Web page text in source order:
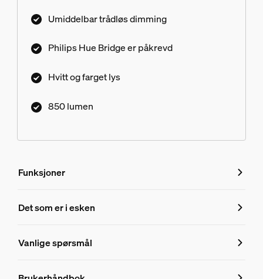
Umiddelbar trådløs dimming
Philips Hue Bridge er påkrevd
Hvitt og farget lys
850 lumen
Funksjoner
Funksjoner
8718699709839
Design og utseende
Det som er i esken
Vanlige spørsmål
Vanlige spørsmål